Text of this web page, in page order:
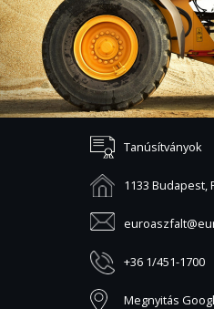
Tanúsítványok
1133 Budapest,
+36 1/451-1700
Megnyitás